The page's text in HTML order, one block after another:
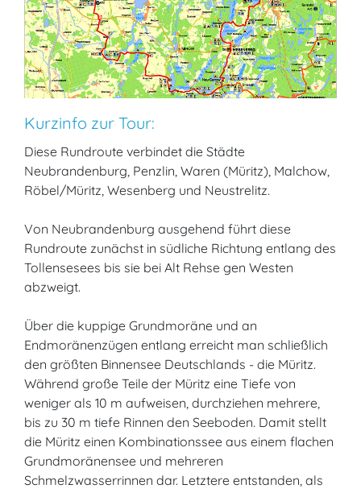
Kurzinfo zur Tour:
Diese Rundroute verbindet die Städte
Neubrandenburg, Penzlin, Waren (Müritz), Malchow,
Röbel/Müritz, Wesenberg und Neustrelitz.
Von Neubrandenburg ausgehend führt diese
Rundroute zunächst in südliche Richtung entlang des
Tollensesees bis sie bei Alt Rehse gen Westen
abzweigt.
Über die kuppige Grundmoräne und an
Endmoränenzügen entlang erreicht man schließlich
den größten Binnensee Deutschlands - die Müritz.
Während große Teile der Müritz eine Tiefe von
weniger als 10 m aufweisen, durchziehen mehrere,
bis zu 30 m tiefe Rinnen den Seeboden. Damit stellt
die Müritz einen Kombinationssee aus einem flachen
Grundmoränensee und mehreren
Schmelzwasserrinnen dar. Letztere entstanden, als